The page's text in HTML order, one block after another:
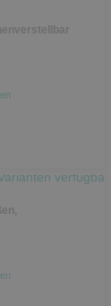
verfügbar